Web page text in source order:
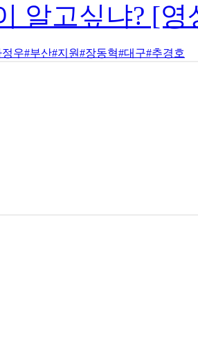
알고싶냐? [
정우#부산#지원#장동혁#대구#추경호